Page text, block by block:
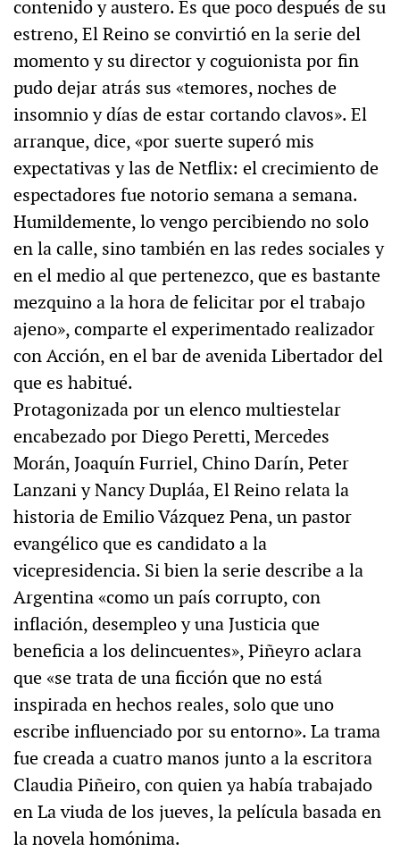
contenido y austero. Es que poco después de su
estreno, El Reino se convirtió en la serie del
momento y su director y coguionista por fin
pudo dejar atrás sus «temores, noches de
insomnio y días de estar cortando clavos». El
arranque, dice, «por suerte superó mis
expectativas y las de Netflix: el crecimiento de
espectadores fue notorio semana a semana.
Humildemente, lo vengo percibiendo no solo
en la calle, sino también en las redes sociales y
en el medio al que pertenezco, que es bastante
mezquino a la hora de felicitar por el trabajo
ajeno», comparte el experimentado realizador
con Acción, en el bar de avenida Libertador del
que es habitué.
Protagonizada por un elenco multiestelar
encabezado por Diego Peretti, Mercedes
Morán, Joaquín Furriel, Chino Darín, Peter
Lanzani y Nancy Dupláa, El Reino relata la
historia de Emilio Vázquez Pena, un pastor
evangélico que es candidato a la
vicepresidencia. Si bien la serie describe a la
Argentina «como un país corrupto, con
inflación, desempleo y una Justicia que
beneficia a los delincuentes», Piñeyro aclara
que «se trata de una ficción que no está
inspirada en hechos reales, solo que uno
escribe influenciado por su entorno». La trama
fue creada a cuatro manos junto a la escritora
Claudia Piñeiro, con quien ya había trabajado
en La viuda de los jueves, la película basada en
la novela homónima.